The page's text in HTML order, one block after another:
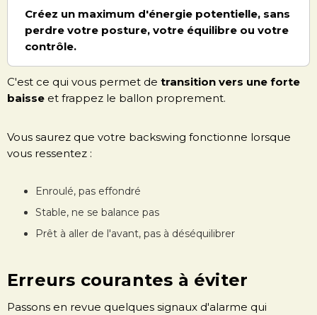
Créez un maximum d'énergie potentielle, sans
perdre votre posture, votre équilibre ou votre
contrôle.
C'est ce qui vous permet de transition vers une forte
baisse et frappez le ballon proprement.
Vous saurez que votre backswing fonctionne lorsque
vous ressentez :
Enroulé, pas effondré
Stable, ne se balance pas
Prêt à aller de l'avant, pas à déséquilibrer
Erreurs courantes à éviter
Passons en revue quelques signaux d'alarme qui